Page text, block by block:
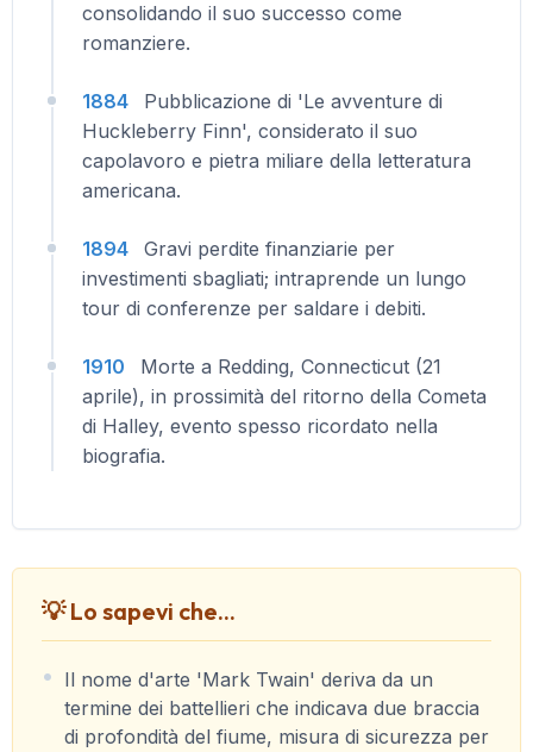
consolidando il suo successo come
romanziere.
1884
Pubblicazione di 'Le avventure di
Huckleberry Finn', considerato il suo
capolavoro e pietra miliare della letteratura
americana.
1894
Gravi perdite finanziarie per
investimenti sbagliati; intraprende un lungo
tour di conferenze per saldare i debiti.
1910
Morte a Redding, Connecticut (21
aprile), in prossimità del ritorno della Cometa
di Halley, evento spesso ricordato nella
biografia.
💡 Lo sapevi che...
Il nome d'arte 'Mark Twain' deriva da un
termine dei battellieri che indicava due braccia
di profondità del fiume, misura di sicurezza per